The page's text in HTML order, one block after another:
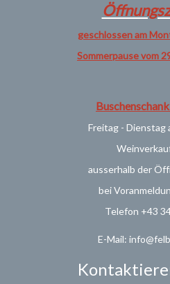
geschlossen am
Sommerpause vom
Freitag - Dienstag
ausserhalb der
bei
Telefon +43
E-Mail: